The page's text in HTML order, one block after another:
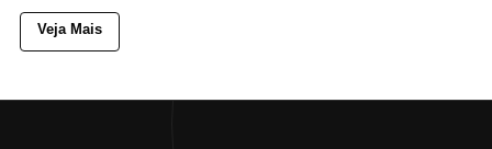
Veja Mais